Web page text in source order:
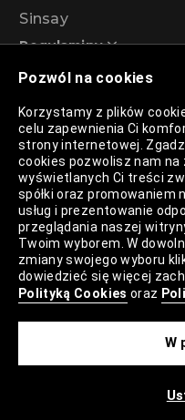
Pozwól na cookies
Korzystamy z plików
celu zapewnienia Ci
strony internetowej.
cookies pozwolisz nam
wyświetlanych Ci treści
spółki oraz promowaniem
usług i prezentowanie
przeglądania naszej
Twoim wyborem. W
zmiany swojego wyboru
dowiedzieć się więcej
Polityką Cookies oraz
W
Sinsay
Regulaminy
Regulamin akcji
rabatowy 99%
Polityka Prywatności
Polityka Plików Cookies
Lista Plików Cookies
Lista Zaufanych
Ustawienia Cookies